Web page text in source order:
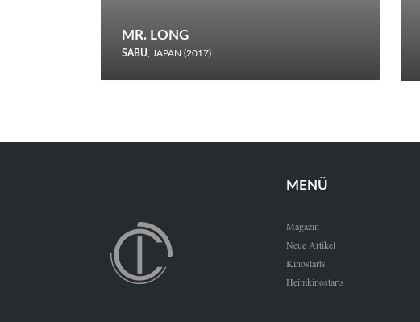
MR. LONG
SABU, JAPAN (2017)
den Wettbewerb.
MENÜ
Magazin
Neue Artikel
Kinostarts
Heimkinostarts